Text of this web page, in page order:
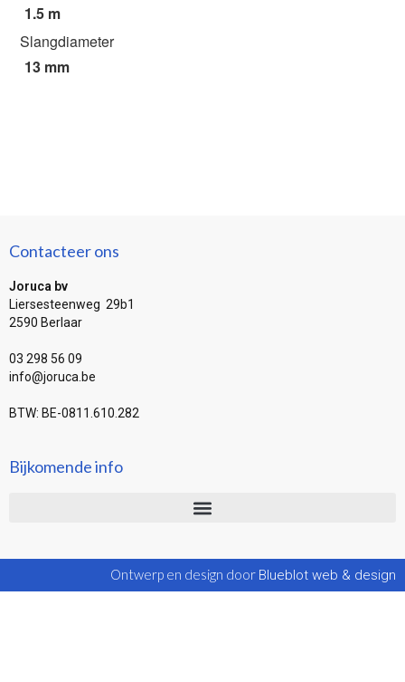
1.5 m
Slangdiameter
13 mm
Contacteer ons
Joruca bv
Liersesteenweg 29b1
2590 Berlaar
03 298 56 09
info@joruca.be
BTW: BE-0811.610.282
Bijkomende info
Ontwerp en design door Blueblot web & design